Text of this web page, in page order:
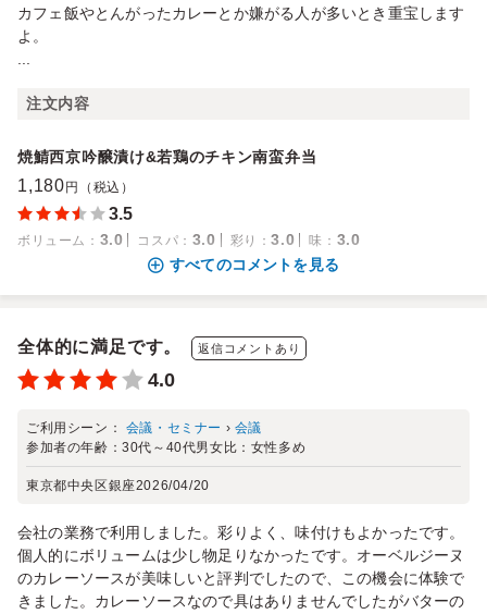
カフェ飯やとんがったカレーとか嫌がる人が多いとき重宝します
よ。
注文内容
焼鯖西京吟醸漬け&若鶏のチキン南蛮弁当
1,180 円（税込）
3.5
ボリューム ： 3.0 コスパ ： 3.0 彩り ：3.0 味 ： 3.0
すべてのコメントを見る
全体的に満足です。 返信コメントあり
4.0
ご利用シーン： 会議・セミナー › 会議
参加者の年齢：30代～40代男女比： 女性多め
東京都中央区銀座2026/04/20
会社の業務で利用しました。彩りよく、味付けもよかったです。
個人的にボリュームは少し物足りなかったです。オーベルジーヌ
のカレーソースが美味しいと評判でしたので、この機会に体験で
きました。カレーソースなので具はありませんでしたがバターの